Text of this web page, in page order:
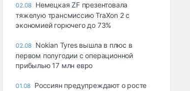
02.08 Немецкая ZF презентовала
тяжелую трансмиссию TraXon 2 с
экономией горючего до 73%
02.08 Nokian Tyres вышла в плюс в
первом полугодии с операционной
прибылью 17 млн евро
01.08 Россиян предупреждают о росте